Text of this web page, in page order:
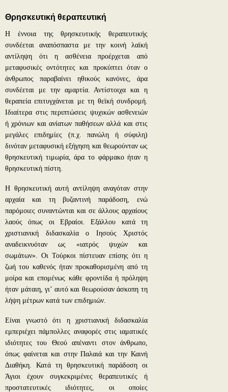
Θρησκευτική θεραπευτική
Η έννοια της θρησκευτικής θεραπευτικής
συνδέεται αναπόσπαστα με την κοινή λαϊκή
αντίληψη ότι η ασθένεια προέρχεται από
μεταφυσικές οντότητες και προκύπτει όταν ο
άνθρωπος παραβαίνει ηθικούς κανόνες, άρα
συνδέεται με την αμαρτία. Αντίστοιχα και η
θεραπεία επιτυγχάνεται με τη θεϊκή συνδρομή.
Ιδιαίτερα στις περιπτώσεις ψυχικών ασθενειών
ή χρόνιων και ανίατων παθήσεων αλλά και στις
μεγάλες επιδημίες (π.χ. πανώλη ή σύφιλη)
δινόταν μεταφυσική εξήγηση και θεωρούνταν ως
θρησκευτική τιμωρία, άρα το φάρμακο ήταν η
θρησκευτική πίστη.
Η θρησκευτική αυτή αντίληψη αναγόταν στην
αρχαία και τη βυζαντινή παράδοση, ενώ
παρόμοιες συναντώνται και σε άλλους αρχαίους
λαούς όπως οι Εβραίοι. Εξάλλου κατά τη
χριστιανική διδασκαλία ο Ιησούς Χριστός
αναδεικνυόταν ως «ιατρός ψυχών και
σωμάτων». Οι Τούρκοι πίστευαν επίσης ότι η
ζωή του καθενός ήταν προκαθορισμένη από τη
μοίρα και επομένως κάθε φροντίδα ή πρόληψη
ήταν μάταιη, γι’ αυτό και θεωρούσαν άσκοπη τη
λήψη μέτρων κατά των επιδημιών.
Είναι γνωστό ότι η χριστιανική διδασκαλία
εμπεριέχει πάμπολλες αναφορές στις ιαματικές
ιδιότητες του Θεού απέναντι στον άνθρωπο,
όπως φαίνεται και στην Παλαιά και την Καινή
Διαθήκη. Κατά τη θρησκευτική παράδοση οι
Άγιοι έχουν συγκεκριμένες θεραπευτικές ή
προστατευτικές ιδιότητες, οι οποίες